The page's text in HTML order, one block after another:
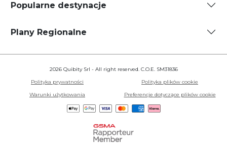
Popularne destynacje
Plany Regionalne
2026 Quibity Srl - All right reserved. C.O.E. SM31836
Polityka prywatności
Polityka plików cookie
Warunki użytkowania
Preferencje dotyczące plików cookie